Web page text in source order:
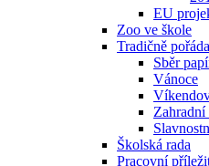
EU
Zoo ve škole
Tradičně
Sběr
Vánoce
Zahradní
Školská rada
Pracovní